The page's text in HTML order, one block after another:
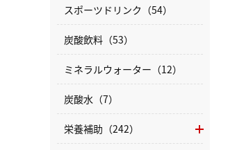
スポーツドリンク（54）
炭酸飲料（53）
ミネラルウォーター（12）
炭酸水（7）
栄養補助（242）